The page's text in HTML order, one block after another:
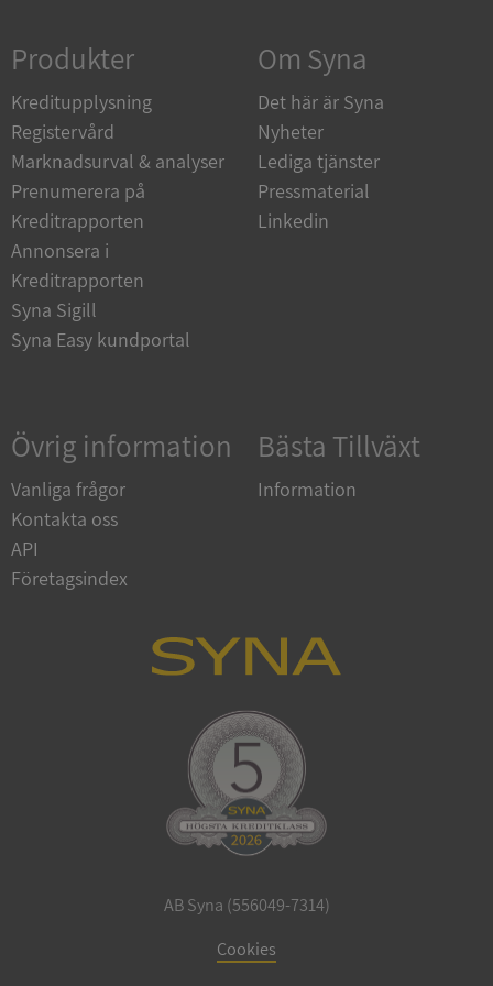
Produkter
Kreditupplysning
Registervård
Marknadsurval & analyser
Prenumerera på
Kreditrapporten
Annonsera i
Kreditrapporten
Syna Sigill
Syna Easy kundportal
Om Syna
Det här är Syna
Nyheter
Lediga tjänster
Pressmaterial
Linkedin
Övrig information
Vanliga frågor
Kontakta oss
API
Företagsindex
Bästa Tillväxt
Information
AB Syna (556049-7314)
Cookies
Oklassificerade
Strikt nödvändiga kakor tillåter
kärnwebbplatsfunktioner som användarinloggning
och kontohantering. Webbplatsen kan inte
användas ordentligt utan strikt nödvändiga cookies.
Namn
Leverantör
Domän
__RequestVerificationToken
VISITOR_PRIVACY_METADATA
ASP.NET_SessionId
Microsoft
Corporation
de.syna.se
Google
Privacy Policy